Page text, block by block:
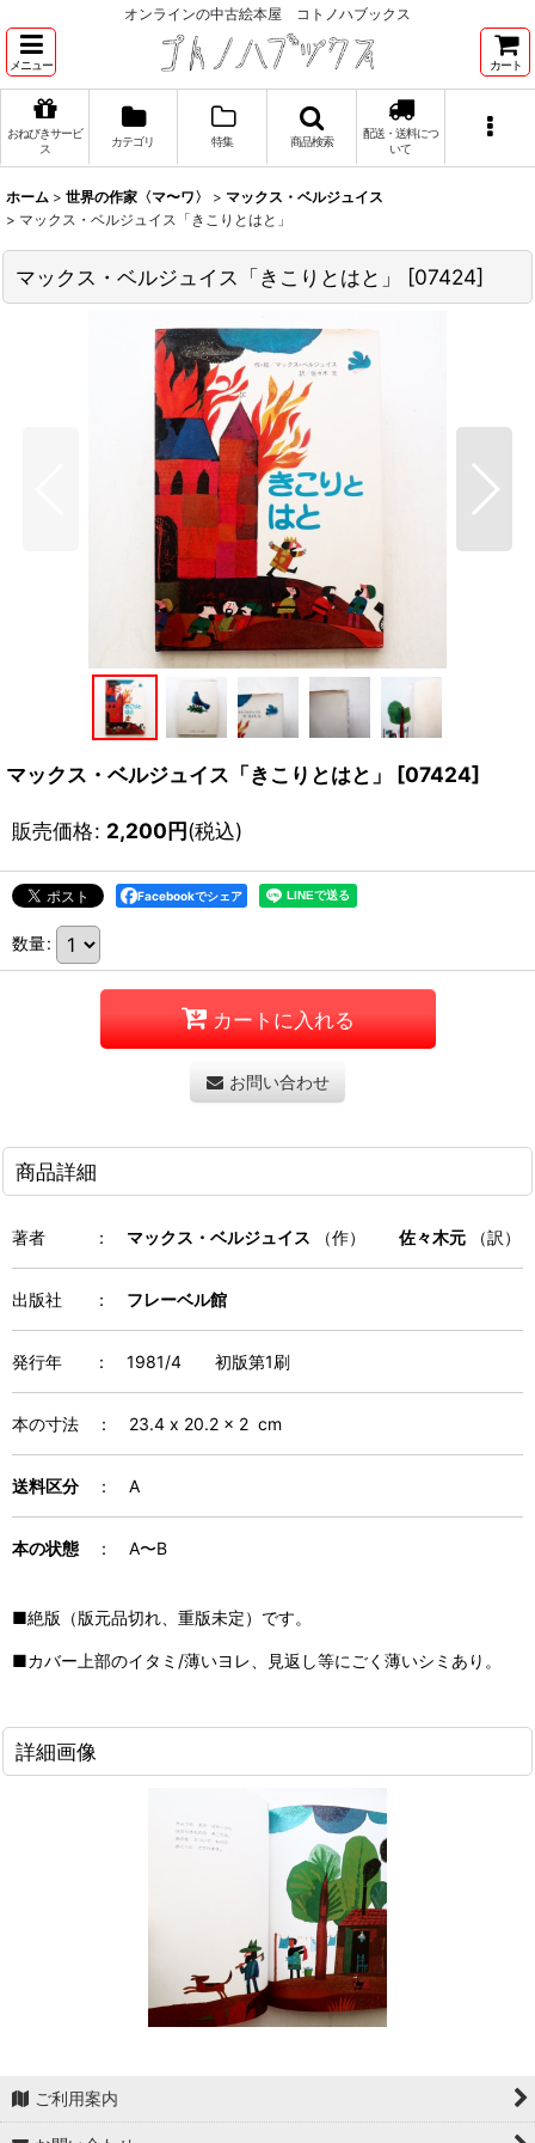
オンラインの中古絵本屋 コトノハブックス
メニュー カート
おねびきサービ
ス
カテゴリ 特集 商品検索
配送・送料につ
いて
ホーム > 世界の作家〈マ〜ワ〉 > マックス・ベルジュイス
> マックス・ベルジュイス「きこりとはと」
マックス・ベルジュイス「きこりとはと」 [07424]
マックス・ベルジュイス「きこりとはと」 [07424]
販売価格: 2,200円(税込)
Facebookでシェア
数量:
カートに入れる
お問い合わせ
商品詳細
著者 ： マックス・ベルジュイス （作） 佐々木元 （訳）
出版社 ： フレーベル館
発行年 ： 1981/4 初版第1刷
本の寸法 ： 23.4 x 20.2 x 2 cm
送料区分 ： A
本の状態 ： A〜B
■絶版（版元品切れ、重版未定）です。
■カバー上部のイタミ/薄いヨレ、見返し等にごく薄いシミあり。
詳細画像
ご利用案内